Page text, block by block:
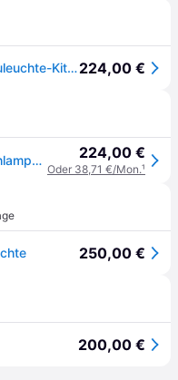
Tom Dixon Pose Portable LED-Akkuleuchte-Kittgrau-mit LED (2700K/3000K)224,00 €
Tom Dixon Pose Portable LED Tischlampe Putty 224,00 €
Oder 38,71 €/Mon.¹
250,00 €
200,00 €